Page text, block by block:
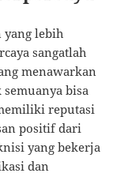
yang lebih
sangatlah
menawarkan
bisa
reputasi
positif dari
yang bekerja
dan